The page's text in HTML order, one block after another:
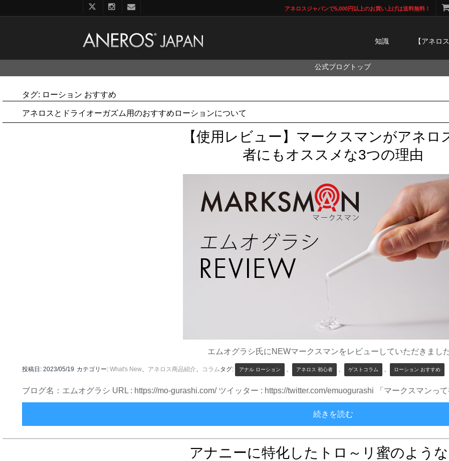
アネロスジャパンで5,000円以上のお買い上げは送料無料！
知識 【アネロ
ツ
公式ブログトップ
タグ: ローション おすすめ
アネロスとドライオーガズム用のおすすめローションについて
【使用レビュー】マークスマンがアネロ
者にもオススメな3つの理由
エムオグラシ氏にNEWマークスマンをレビューしていただきまし
投稿日:2023/05/19 カテゴリー:What's New、 アネロス商品紹介、 コラムタグ: アナル ローション 、 アネロス 初心者 、 ゲストコラム 、 ローション おすすめ
ブログ名：エムオグラシ URL : https://mo-gurashi.com/ ツイッター : https://twitter.com/emuogurashi 「マークスマン
続きを読む【使用レビュー】マーク
アナニーに特化したトロ～リ蜜のよう